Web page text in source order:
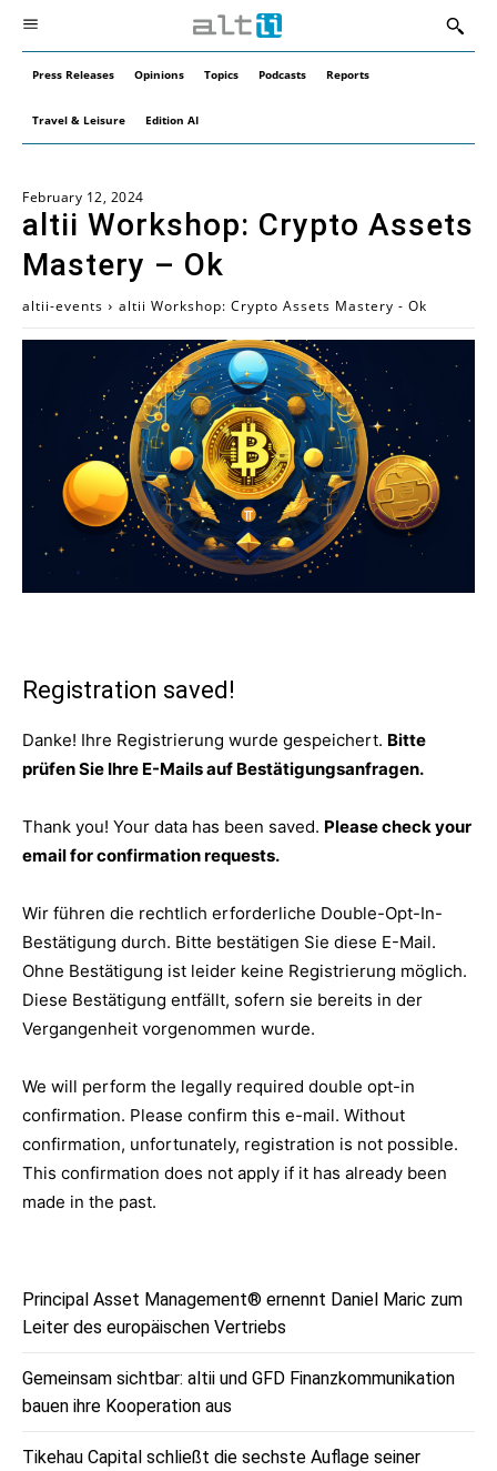
Press Releases Opinions Topics Podcasts Reports
Travel & Leisure Edition AI
February 12, 2024
altii Workshop: Crypto Assets
Mastery – Ok
altii-events altii Workshop: Crypto Assets Mastery - Ok
Registration saved!
Danke! Ihre Registrierung wurde gespeichert. Bitte
prüfen Sie Ihre E-Mails auf Bestätigungsanfragen.
Thank you! Your data has been saved. Please check your
email for confirmation requests.
Wir führen die rechtlich erforderliche Double-Opt-In-
Bestätigung durch. Bitte bestätigen Sie diese E-Mail.
Ohne Bestätigung ist leider keine Registrierung möglich.
Diese Bestätigung entfällt, sofern sie bereits in der
Vergangenheit vorgenommen wurde.
We will perform the legally required double opt-in
confirmation. Please confirm this e-mail. Without
confirmation, unfortunately, registration is not possible.
This confirmation does not apply if it has already been
made in the past.
Principal Asset Management® ernennt Daniel Maric zum
Leiter des europäischen Vertriebs
Gemeinsam sichtbar: altii und GFD Finanzkommunikation
bauen ihre Kooperation aus
Tikehau Capital schließt die sechste Auflage seiner